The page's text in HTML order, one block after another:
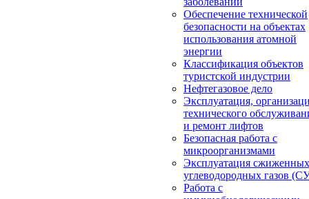
Обеспечение технической
безопасности на объектах
использования атомной
энергии
Классификация объектов
туристской индустрии
Нефтегазовое дело
Эксплуатация,
технического
и ремонт лифтов
Безопасная работа с
микроорганизмами
Эксплуатация сжиженных
углеводородных газов
Работа с